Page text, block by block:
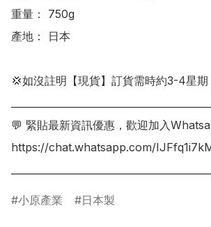
重量： 750g
產地： 日本
💢如沒註明【現貨】訂貨需時約3-4星期
💬 緊貼最新資訊優惠，歡迎加入
https://chat.whatsapp.com/
小原產業 日本製